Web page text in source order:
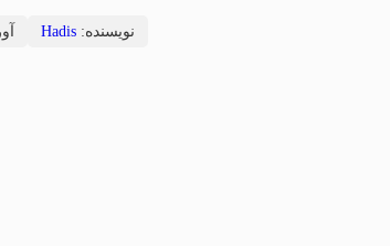
نویسنده: Hadis